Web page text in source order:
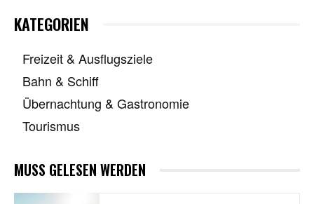
KATEGORIEN
Freizeit & Ausflugsziele
Bahn & Schiff
Übernachtung & Gastronomie
Tourismus
MUSS GELESEN WERDEN